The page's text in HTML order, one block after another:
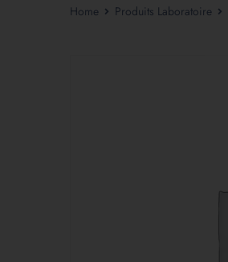
Home Produits Laboratoire